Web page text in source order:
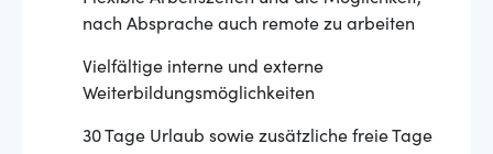
nach Absprache auch remote zu arbeiten
Vielfältige interne und externe
Weiterbildungsmöglichkeiten
30 Tage Urlaub sowie zusätzliche freie Tage